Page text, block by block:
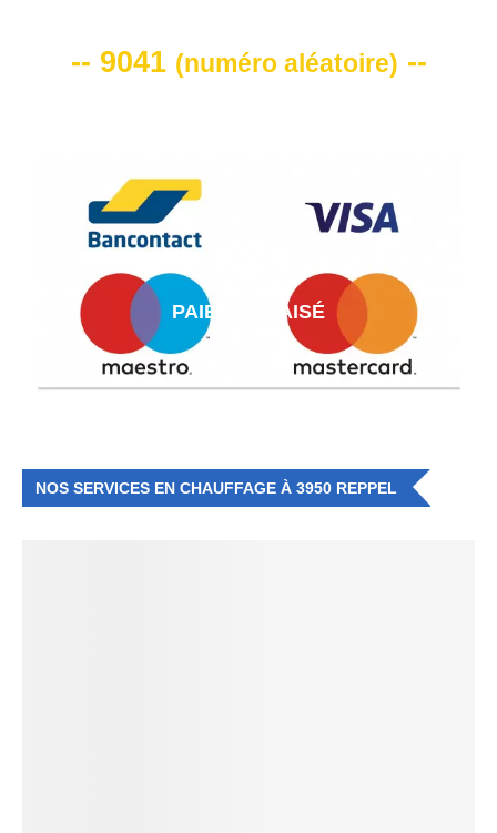
-- 9041 (numéro aléatoire) --
PAIEMENT AISÉ
NOS SERVICES EN CHAUFFAGE À 3950 REPPEL